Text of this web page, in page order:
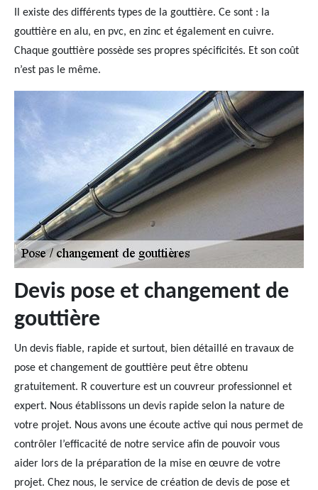
Il existe des différents types de la gouttière. Ce sont : la
gouttière en alu, en pvc, en zinc et également en cuivre.
Chaque gouttière possède ses propres spécificités. Et son coût
n’est pas le même.
Devis pose et changement de
gouttière
Un devis fiable, rapide et surtout, bien détaillé en travaux de
pose et changement de gouttière peut être obtenu
gratuitement. R couverture est un couvreur professionnel et
expert. Nous établissons un devis rapide selon la nature de
votre projet. Nous avons une écoute active qui nous permet de
contrôler l’efficacité de notre service afin de pouvoir vous
aider lors de la préparation de la mise en œuvre de votre
projet. Chez nous, le service de création de devis de pose et